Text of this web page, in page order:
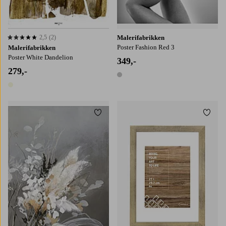
Malerifabrikken
Poster White Dandelion
279,-
2,5 basert på 2 karaktergivninger
2,5 (2)
Malerifabrikken
Poster Fashion Red 3
349,-
1 farge
Legg til favoritter
30x40 50x70 70x100